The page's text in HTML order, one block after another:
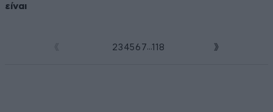
είναι
23 45 6 7...118